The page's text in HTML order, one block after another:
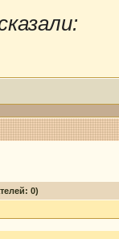
0)